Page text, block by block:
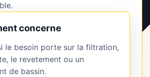
concerne
le besoin porte sur la filtration,
le revetement ou un
de bassin.